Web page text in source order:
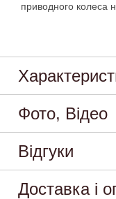
приводного колеса
Фото, Відео
Відгуки
Доставка і